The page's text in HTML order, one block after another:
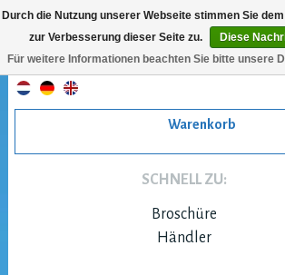
Warenkorb
SCHNELL ZU:
Broschüre
Händler
Durch die Nutzung unserer Webseite stimmen Sie
zur Verbesserung dieser Seite zu.
Diese
Für weitere Informationen beachten Sie bitte unsere